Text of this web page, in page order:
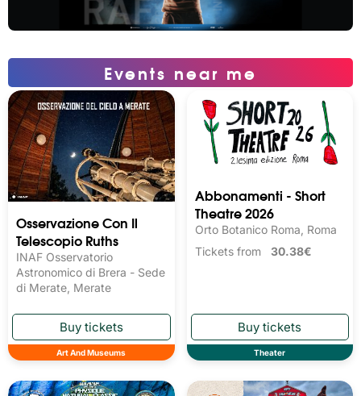
Events near me
Osservazione Con Il
Telescopio Ruths
INAF Osservatorio
Astronomico di Brera - Sede
di Merate, Merate
Art And Museums
Abbonamenti - Short
Theatre 2026
Orto Botanico Roma, Roma
Tickets from 30.38€
Theater